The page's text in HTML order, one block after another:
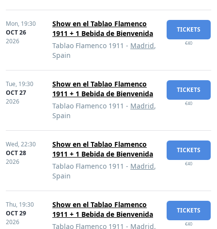
Mon, 19:30
OCT 26
2026
Show en el Tablao Flamenco
1911 + 1 Bebida de Bienvenida
Tablao Flamenco 1911 - Madrid,
Spain
TICKETS
€40
Tue, 19:30
OCT 27
2026
Show en el Tablao Flamenco
1911 + 1 Bebida de Bienvenida
Tablao Flamenco 1911 - Madrid,
Spain
TICKETS
€40
Wed,22:30
OCT 28
2026
Show en el Tablao Flamenco
1911 + 1 Bebida de Bienvenida
Tablao Flamenco 1911 - Madrid,
Spain
TICKETS
€40
Thu, 19:30
OCT 29
2026
Show en el Tablao Flamenco
1911 + 1 Bebida de Bienvenida
Tablao Flamenco 1911 - Madrid,
TICKETS
€40